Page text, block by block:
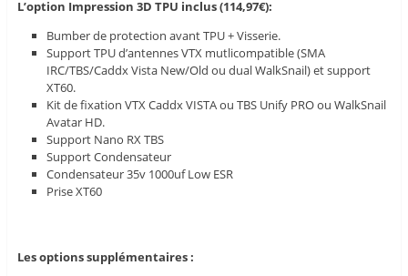
L’option Impression 3D TPU inclus (114,97€):
Bumber de protection avant TPU + Visserie.
Support TPU d’antennes VTX mutlicompatible (SMA
IRC/TBS/Caddx Vista New/Old ou dual WalkSnail) et support
XT60.
Kit de fixation VTX Caddx VISTA ou TBS Unify PRO ou WalkSnail
Avatar HD.
Support Nano RX TBS
Support Condensateur
Condensateur 35v 1000uf Low ESR
Prise XT60
Les options supplémentaires :